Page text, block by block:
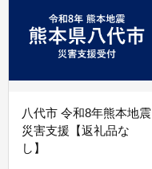
八代市 令和8年熊本地震
災害支援【返礼品な
し】